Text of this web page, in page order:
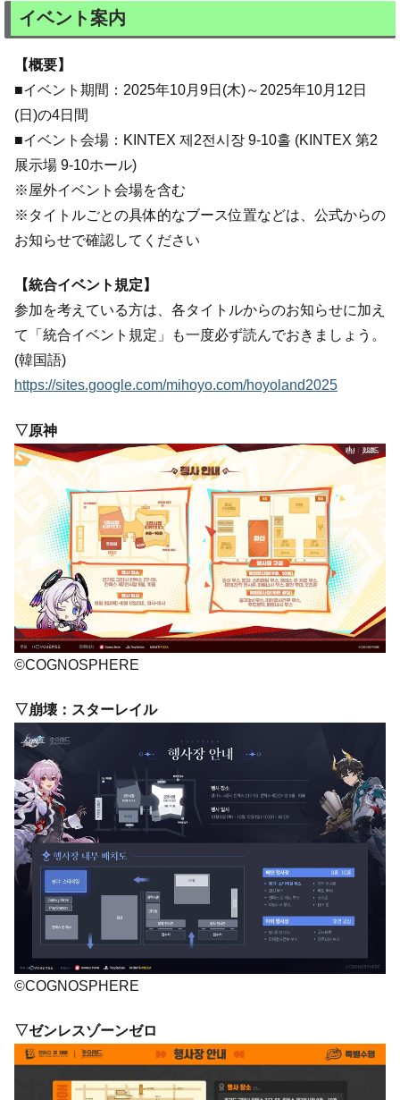
イベント案内
【概要】
■イベント期間：2025年10月9日(木)～2025年10月12日
(日)の4日間
​​■イベント会場：KINTEX 제2전시장 9-10홀 (KINTEX 第2
展示場 9-10ホール)
※屋外イベント会場を含む
※タイトルごとの具体的なブース位置などは、公式からの
お知らせで確認してください
【統合イベント規定】
参加を考えている方は、各タイトルからのお知らせに加え
て「統合イベント規定」も一度必ず読んでおきましょう。
(韓国語)
https://sites.google.com/mihoyo.com/hoyoland2025
▽原神
©COGNOSPHERE
▽崩壊：スターレイル
©COGNOSPHERE
▽ゼンレスゾーンゼロ